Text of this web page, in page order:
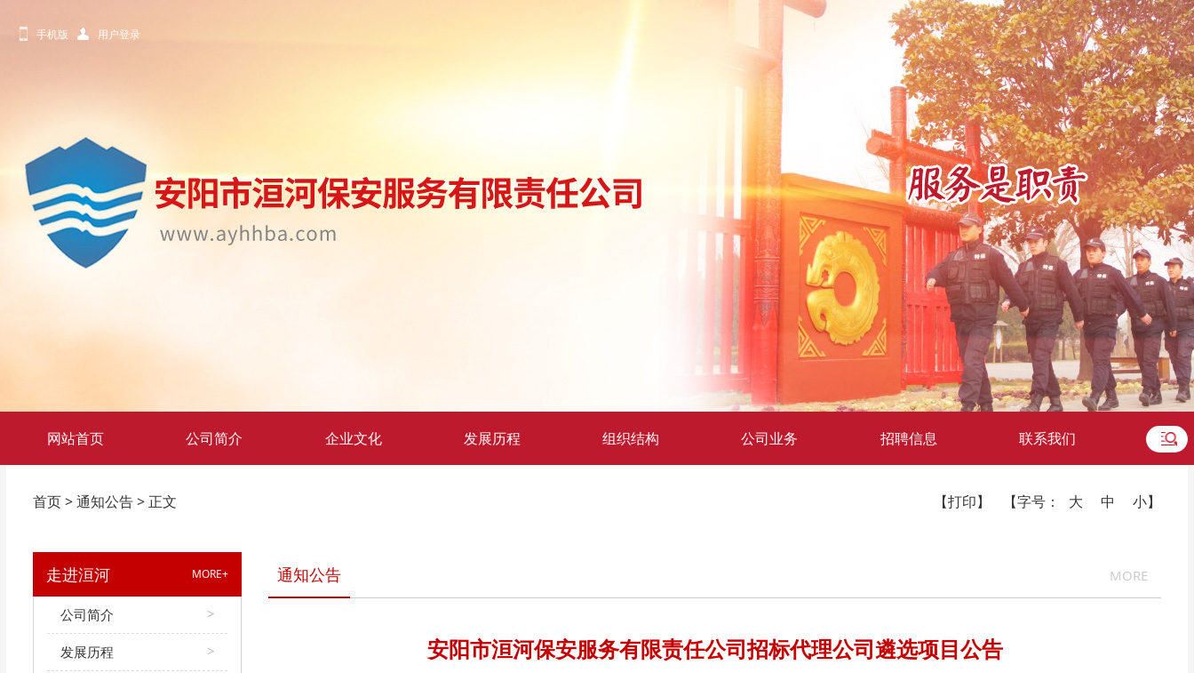
手机版 用户登录
网站首页 公司简介 企业文化 发展历程 组织结构 公司业务 招聘信息 联系我们
首页>通知公告> 正文 【打印】 【字号： 大 中 小】
走进洹河 MORE+
公司简介 >
发展历程 >
通知公告 MORE
安阳市洹河保安服务有限责任公司招标代理公司遴选项目公告